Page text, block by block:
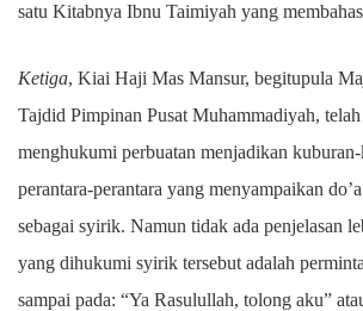
satu Kitabnya Ibnu Taimiyah yang
Ketiga, Kiai Haji Mas Mansur, begitupula
Tajdid Pimpinan Pusat Muhammadiyah, telah
menghukumi perbuatan menjadikan
perantara-perantara yang menyampaikan
sebagai syirik. Namun tidak ada penjelasan
yang dihukumi syirik tersebut adalah
sampai pada: “Ya Rasulullah, tolong aku”